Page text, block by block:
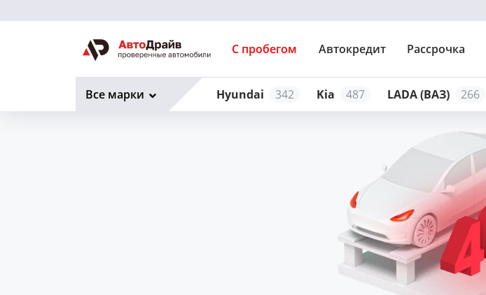
С пробегом Автокредит Рассрочка
Hyundai 342 Kia 487 LADA (ВАЗ) 266
Все марки